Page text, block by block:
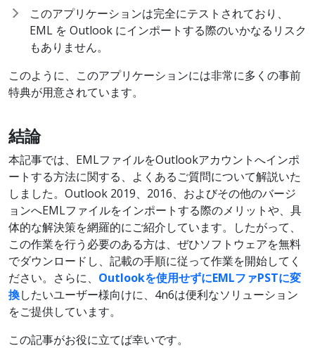
このアプリケーションは完全にテストされており、
EML を Outlook にインポートする際のいかなるリスク
もありません。
このように、このアプリケーションには非常に多くの事前
特典が用意されています。
結論
本記事では、EMLファイルをOutlookアカウントへインポ
ートする方法に関する、よくあるご質問について解説いた
しました。Outlook 2019、2016、およびその他のバージ
ョンへEMLファイルをインポートする際のメリットや、具
体的な解決策を網羅的にご紹介しています。したがって、
この作業を行う必要のある方は、ぜひソフトウェアを無料
でダウンロードし、記載の手順に従って作業を開始してく
ださい。さらに、 Outlookを使用せずにEMLファPSTに変
換したいユーザー様向けに、4n6は便利なソリューション
をご提供しています。
この記事がお役に立てば幸いです。